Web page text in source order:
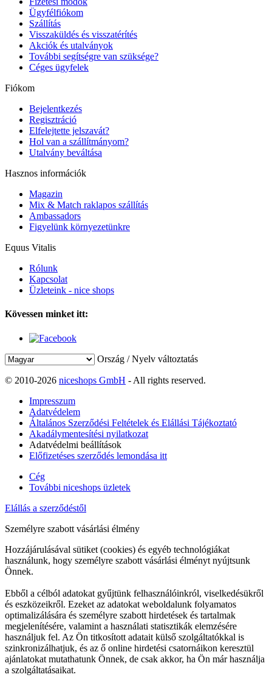
Ügyfélfiókom
Szállítás
Visszaküldés és visszatérítés
Akciók és utalványok
További segítségre van szüksége?
Céges ügyfelek
Fiókom
Bejelentkezés
Regisztráció
Elfelejtette jelszavát?
Hol van a szállítmányom?
Utalvány beváltása
Hasznos információk
Magazin
Mix & Match raklapos szállítás
Ambassadors
Figyelünk környezetünkre
Equus Vitalis
Rólunk
Kapcsolat
Üzleteink - nice shops
Kövessen minket itt:
Ország / Nyelv változtatás
© 2010-2026 niceshops GmbH - All rights reserved.
Impresszum
Adatvédelem
Általános Szerződési Feltételek és Elállási Tájékoztató
Akadálymentesítési nyilatkozat
Adatvédelmi beállítások
Előfizetéses szerződés lemondása itt
Cég
További niceshops üzletek
Elállás a szerződéstől
Személyre szabott vásárlási élmény
Hozzájárulásával sütiket (cookies) és egyéb technológiákat
használunk, hogy személyre szabott vásárlási élményt nyújtsunk
Önnek.
Ebből a célból adatokat gyűjtünk felhasználóinkról, viselkedésükről
és eszközeikről. Ezeket az adatokat weboldalunk folyamatos
optimalizálására és személyre szabott hirdetések és tartalmak
megjelenítésére, valamint a használati statisztikák elemzésére
használjuk fel. Az Ön titkosított adatait külső szolgáltatókkal is
szinkronizálhatjuk, és az ő online hirdetési csatornáikon keresztül
ajánlatokat mutathatunk Önnek, de csak akkor, ha Ön már használja
a szolgáltatásaikat.